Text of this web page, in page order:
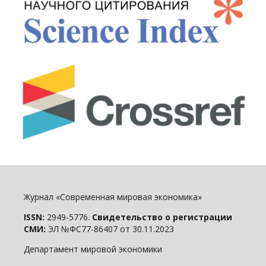
Журнал «Современная мировая экономика»
ISSN: 2949-5776. Свидетельство о регистрации
СМИ: ЭЛ №ФС77-86407 от 30.11.2023
Департамент мировой экономики